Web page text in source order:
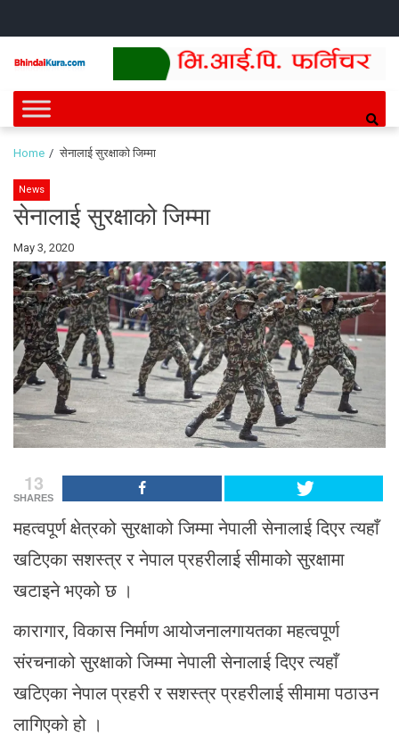
Bhindai Kura
News and entertainment.
Home सेनालाई सुरक्षाको जिम्मा
News
सेनालाई सुरक्षाको जिम्मा
By
Bhindai
Kura
May 3, 2020
13
SHARES
महत्वपूर्ण क्षेत्रको सुरक्षाको जिम्मा नेपाली सेनालाई दिएर त्यहाँ
खटिएका सशस्त्र र नेपाल प्रहरीलाई सीमाको सुरक्षामा
खटाइने भएको छ ।
कारागार, विकास निर्माण आयोजनालगायतका महत्वपूर्ण
संरचनाको सुरक्षाको जिम्मा नेपाली सेनालाई दिएर त्यहाँ
खटिएका नेपाल प्रहरी र सशस्त्र प्रहरीलाई सीमामा पठाउन
लागिएको हो ।